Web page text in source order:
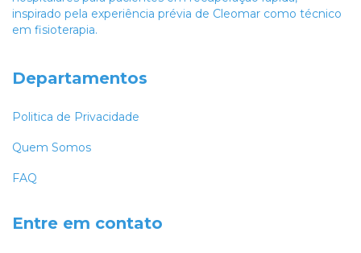
inspirado pela experiência prévia de Cleomar como técnico
em fisioterapia.
Departamentos
Politica de Privacidade
Quem Somos
FAQ
Entre em contato